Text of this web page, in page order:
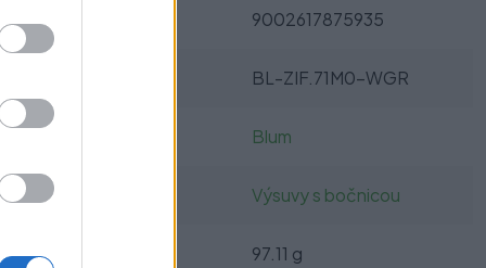
9002617875935
BL-ZIF.71M0-WGR
Blum
Výsuvy s bočnicou
97.11 g